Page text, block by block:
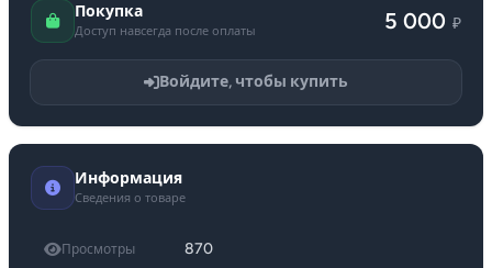
Покупка
Доступ навсегда после оплаты 5 000 ₽
Войдите, чтобы купить
Информация
Сведения о товаре
Просмотры 870